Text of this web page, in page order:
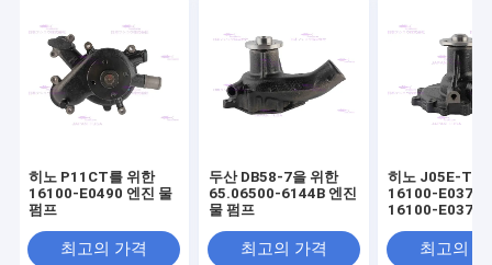
히노 P11CT를 위한
16100-E0490 엔진 물
펌프
최고의 가격
두산 DB58-7을 위한
65.06500-6144B 엔진
물 펌프
최고의 가격
히노 J05E-TM
16100-E0373
16100-E0372
최고의